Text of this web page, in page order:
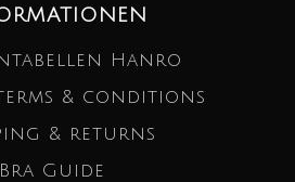
Hanro
& conditions
& returns
Bra Guide